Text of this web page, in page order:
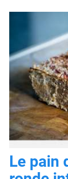
Le pain